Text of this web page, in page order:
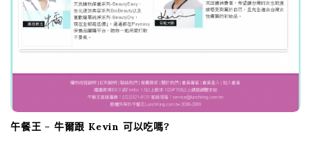
午餐王 – 牛爾跟 Kevin 可以吃嗎?